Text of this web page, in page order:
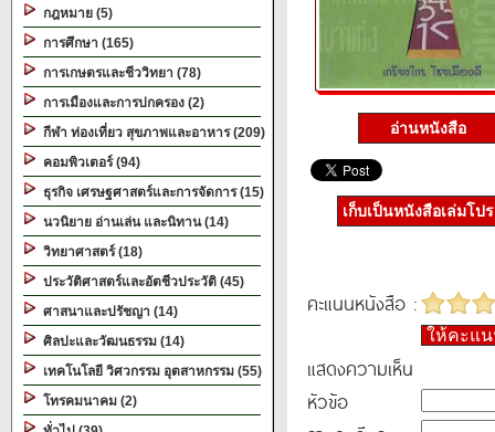
กฎหมาย (5)
การศึกษา (165)
การเกษตรและชีววิทยา (78)
การเมืองและการปกครอง (2)
กีฬา ท่องเที่ยว สุขภาพและอาหาร (209)
คอมพิวเตอร์ (94)
ธุรกิจ เศรษฐศาสตร์และการจัดการ (15)
นวนิยาย อ่านเล่น และนิทาน (14)
วิทยาศาสตร์ (18)
ประวัติศาสตร์และอัตชีวประวัติ (45)
ศาสนาและปรัชญา (14)
ศิลปะและวัฒนธรรม (14)
เทคโนโลยี วิศวกรรม อุตสาหกรรม (55)
โทรคมนาคม (2)
อ่านหนังสือ
เก็บเป็นหนังสือเล่มโป
คะแนนหนังสือ :
ให้คะแ
แสดงความเห็น
หัวข้อ